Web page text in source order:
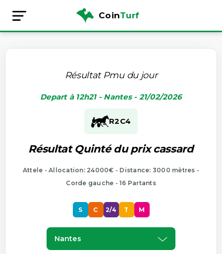
CoinTurf
Résultat Pmu du jour
Depart à 12h21 - Nantes - 21/02/2026
R2C4
Résultat Quinté du prix cassard
Attele - Allocation: 24000€ - Distance: 3000 mètres -
Corde gauche - 16 Partants
S C 2/4 T M
Nantes